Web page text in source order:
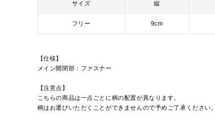
サイズ 縦
フリー 9cm
【仕様】
メイン開閉部：ファスナー
【注意点】
こちらの商品は一点ごとに柄の配置が異なります。
柄はお選びいただくことができませんので予めご了承ください。